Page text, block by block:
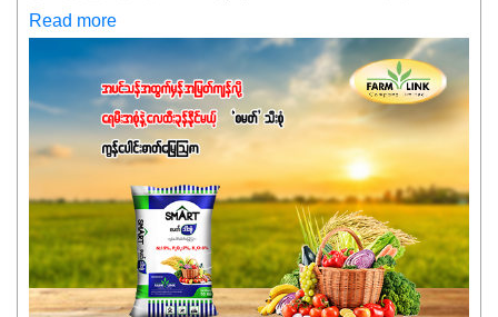
သေးရင်တော့ ဒီစာလေးကို ဆက်ဖတ်‌ပေးပါ #စမတ်သီးစုံဆိုတာ
အပင်တိုင်းအတွက် အဓိကအာဟာရNPK (19:7:8)နဲ့ #ဟူးမစ်
အက်စစ်တို့ အချိုးကျ ပေါင်းစပ်ထားတဲ့ ကွန်ပေါင်း
ဓာတ်မြေဩဇာဖြစ်ပါတယ်။ အဓိကအကျိုးကျေးဇူးတွေအနေနဲ့
ကတော့ နိုက်ထရိုဂျင် 19%ပါဝင်တဲ့အတွက် ကလိုရိုဖီးလ်ဖွဲ့စည်း
မှုကို အားပေးကာ သီးနှံပင်များ၏အရွက်များစိမ်းလန်းသန်စွမ်း
ပြီး အစာချက်လုပ်မှုအားကောင်းစေပါတယ်။ အပင်၏ပင်ပိုင်း
ကြီးထွားမှုကို တိုးမြင့်စေကာ အပင်သန်၍ အကြီးမြန်စေပါတယ်။
သင့်တော်တဲ့ Phosphorus 7%ပါဝင်မှုကြောင့် အပင်ရဲ့ အမြစ်
ဖွဲ့စည်းတည်ဆောက်မှုကို ပို၍သန်မာလာအောင် အားပေးပါ
Read more